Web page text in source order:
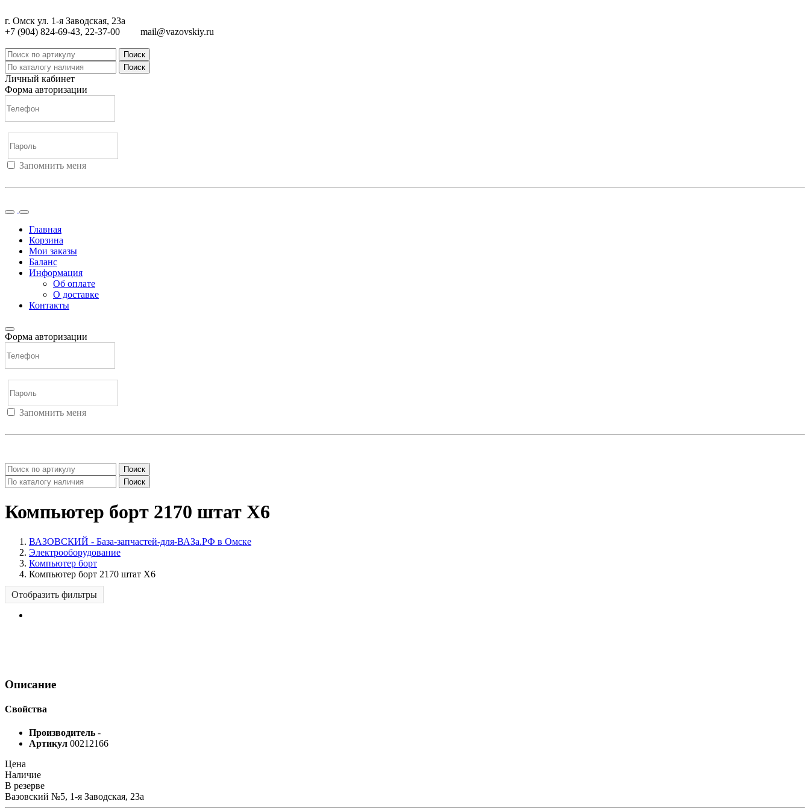
г. Омск ул. 1-я Заводская, 23а
+7 (904) 824-69-43, 22-37-00
mail@vazovskiy.ru
Поиск
Поиск
Личный кабинет
Форма авторизации
Запомнить меня
Главная
Корзина
Мои заказы
Баланс
Информация
Об оплате
О доставке
Контакты
Форма авторизации
Запомнить меня
Поиск
Поиск
Компьютер борт 2170 штат Х6
ВАЗОВСКИЙ - База-запчастей-для-ВАЗа.РФ в Омске
Электрооборудование
Компьютер борт
Компьютер борт 2170 штат Х6
Отобразить фильтры
Описание
Свойства
Производитель -
Артикул 00212166
Цена
Наличие
В резерве
Вазовский №5, 1-я Заводская, 23а